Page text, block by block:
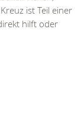
ist Teil einer
hilft oder